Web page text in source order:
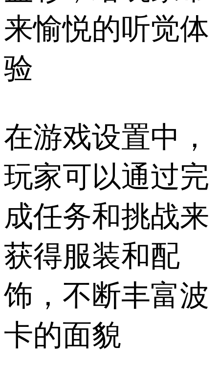
来愉悦的听觉体
验
在游戏设置中，
玩家可以通过完
成任务和挑战来
获得服装和配
饰，不断丰富波
卡的面貌